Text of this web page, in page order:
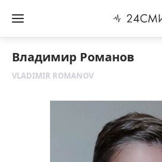
Владимир Романов
VLADIMIR ROMANOV